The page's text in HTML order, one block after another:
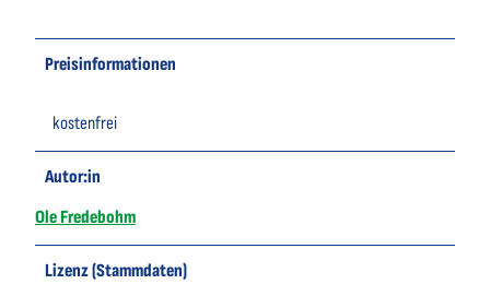
Preisinformationen
kostenfrei
Autor:in
Ole Fredebohm
Lizenz (Stammdaten)